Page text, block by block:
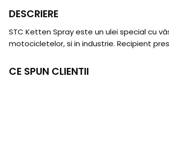
DESCRIERE
STC Ketten Spray este un ulei special cu
motocicletelor, si in industrie. Recipient
CE SPUN CLIENTII